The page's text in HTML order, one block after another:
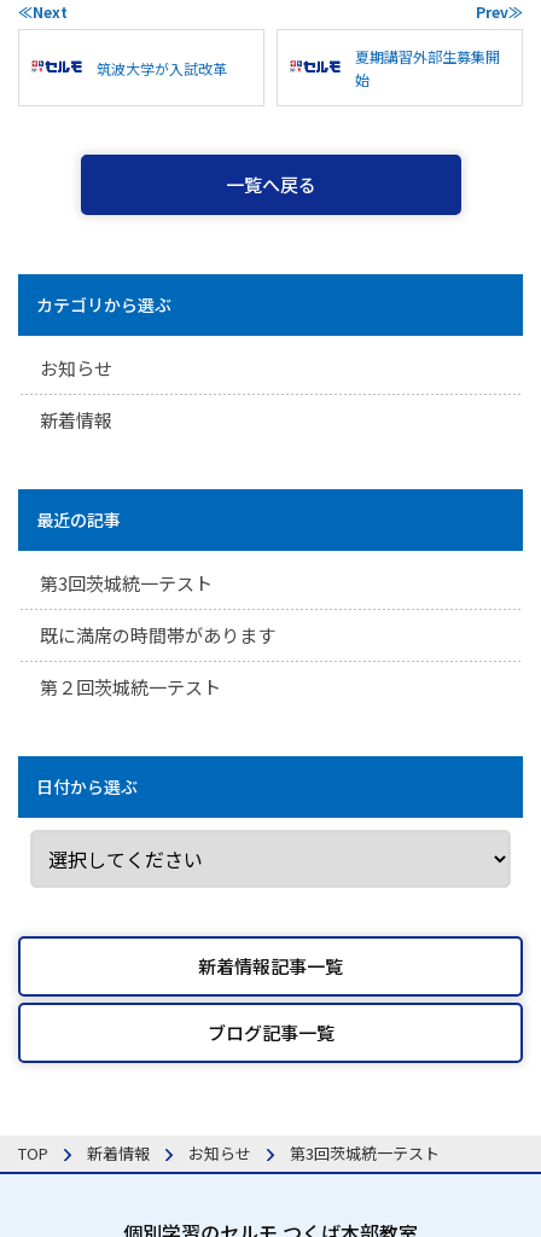
≪Next
筑波大学が入試改革
Prev≫
夏期講習外部生募集開
始
一覧へ戻る
カテゴリから選ぶ
お知らせ
新着情報
最近の記事
第3回茨城統一テスト
既に満席の時間帯があります
第２回茨城統一テスト
日付から選ぶ
新着情報記事一覧
ブログ記事一覧
TOP 新着情報 お知らせ 第3回茨城統一テスト